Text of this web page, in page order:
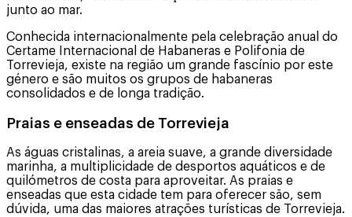
junto ao mar.
Conhecida internacionalmente pela celebração anual do
Certame Internacional de Habaneras e Polifonia de
Torrevieja, existe na região um grande fascínio por este
género e são muitos os grupos de habaneras
consolidados e de longa tradição.
Praias e enseadas de Torrevieja
As águas cristalinas, a areia suave, a grande diversidade
marinha, a multiplicidade de desportos aquáticos e de
quilómetros de costa para aproveitar. As praias e
enseadas que esta cidade tem para oferecer são, sem
dúvida, uma das maiores atrações turísticas de Torrevieja.